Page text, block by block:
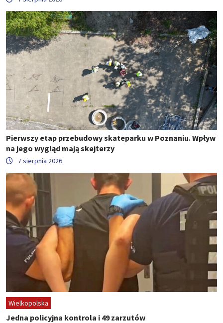
Pierwszy etap przebudowy skateparku w Poznaniu. Wpływ
na jego wygląd mają skejterzy
7 sierpnia 2026
Wielkopolska
Jedna policyjna kontrola i 49 zarzutów